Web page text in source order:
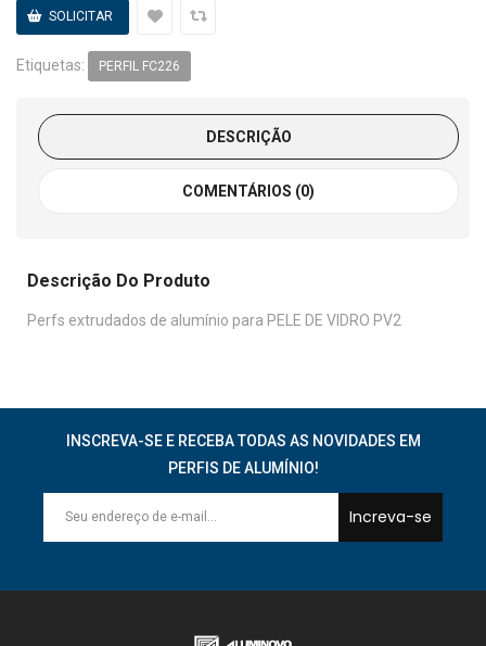
Etiquetas: PERFIL FC226
DESCRIÇÃO
COMENTÁRIOS (0)
Descrição Do Produto
Perfs extrudados de alumínio para PELE DE VIDRO PV2
INSCREVA-SE E RECEBA TODAS AS NOVIDADES EM
PERFIS DE ALUMÍNIO!
Increva-se